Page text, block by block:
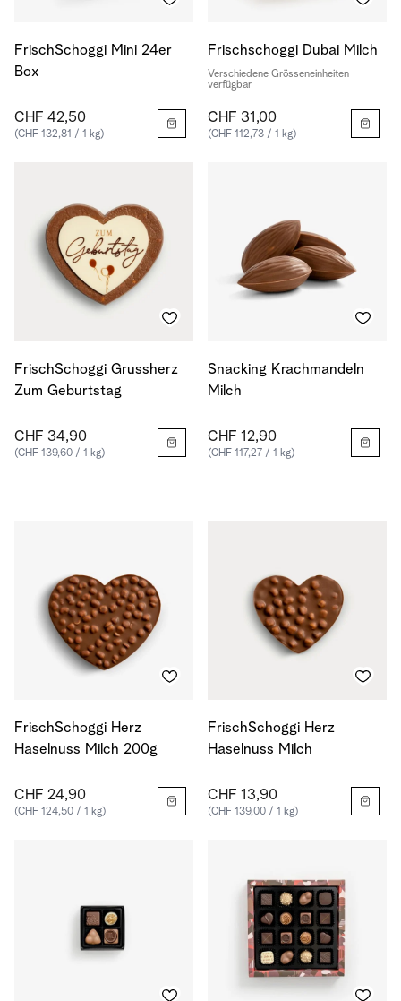
FrischSchoggi Mini 24er
Box
CHF 42,50
(CHF 132,81 / 1 kg)
Frischschoggi Dubai Milch
Verschiedene Grösseneinheiten
verfügbar
CHF 31,00
(CHF 112,73 / 1 kg)
FrischSchoggi Grussherz
Zum Geburtstag
CHF 34,90
(CHF 139,60 / 1 kg)
Snacking Krachmandeln
Milch
CHF 12,90
(CHF 117,27 / 1 kg)
FrischSchoggi Herz
Haselnuss Milch 200g
CHF 24,90
(CHF 124,50 / 1 kg)
FrischSchoggi Herz
Haselnuss Milch
CHF 13,90
(CHF 139,00 / 1 kg)